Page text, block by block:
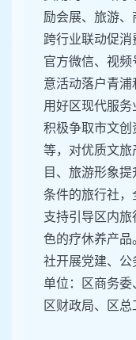
励会展、旅游
跨行业联动促消
官方微信、视频
意活动落户青浦
用好区现代服务
积极争取市文
等，对优质文旅
目、旅游形象
条件的旅行社，
支持引导区内
色的疗休养产
社开展党建、
单位：区商务委
区财政局、区总